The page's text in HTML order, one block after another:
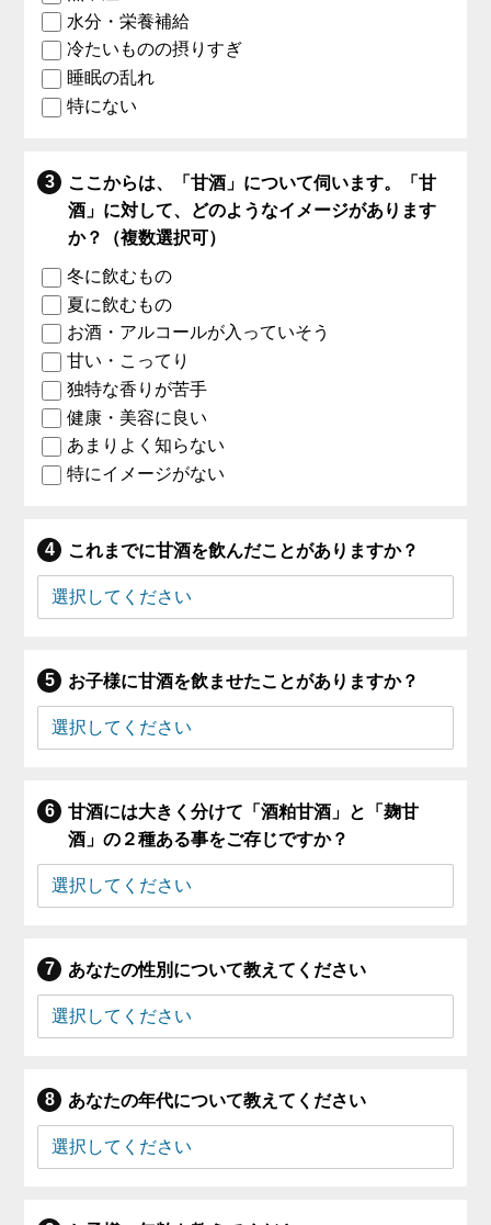
水分・栄養補給
冷たいものの摂りすぎ
睡眠の乱れ
特にない
ここからは、「甘酒」について伺います。「甘
酒」に対して、どのようなイメージがあります
か？（複数選択可）
冬に飲むもの
夏に飲むもの
お酒・アルコールが入っていそう
甘い・こってり
独特な香りが苦手
健康・美容に良い
あまりよく知らない
特にイメージがない
これまでに甘酒を飲んだことがありますか？
お子様に甘酒を飲ませたことがありますか？
甘酒には大きく分けて「酒粕甘酒」と「麹甘
酒」の２種ある事をご存じですか？
あなたの性別について教えてください
あなたの年代について教えてください